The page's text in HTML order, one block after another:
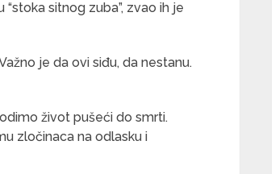
“stoka sitnog zuba”, zvao ih je
je da ovi siđu, da nestanu.
život pušeći do smrti.
zločinaca na odlasku i